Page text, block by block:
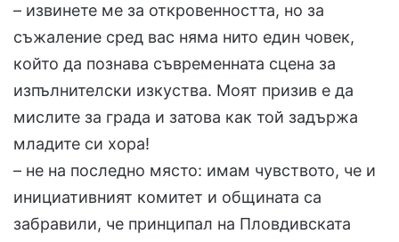
– извинете ме за откровенността, но за
съжаление сред вас няма нито един човек,
който да познава съвременната сцена за
изпълнителски изкуства. Моят призив е да
мислите за града и затова как той задържа
младите си хора!
– не на последно място: имам чувството, че и
инициативният комитет и общината са
забравили, че принципал на Пловдивската